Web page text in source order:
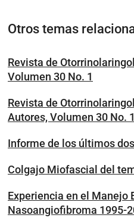
Otros temas
Revista de
Volumen 30 No. 1
Revista de
Autores, Volumen 30 No. 1
Informe de los últimos
Colgajo Miofascial del
Experiencia en el Manejo
Nasoangiofibroma 1995-